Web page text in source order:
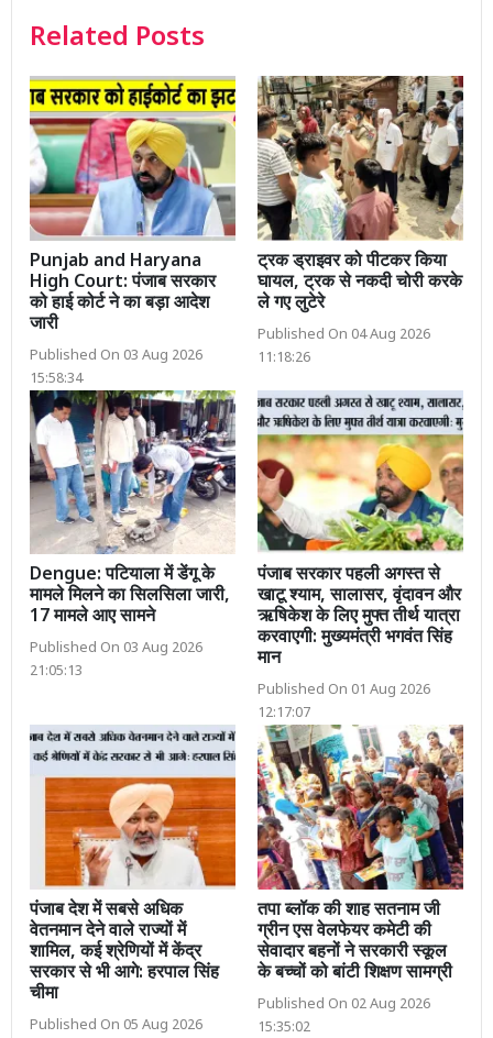
Related Posts
Punjab and Haryana
High Court: पंजाब सरकार
को हाई कोर्ट ने का बड़ा आदेश
जारी
Published On 03 Aug 2026
15:58:34
ट्रक ड्राइवर को पीटकर किया
घायल, ट्रक से नकदी चोरी करके
ले गए लुटेरे
Published On 04 Aug 2026
11:18:26
Dengue: पटियाला में डेंगू के
मामले मिलने का सिलसिला जारी,
17 मामले आए सामने
Published On 03 Aug 2026
21:05:13
पंजाब सरकार पहली अगस्त से
खाटू श्याम, सालासर, वृंदावन और
ऋषिकेश के लिए मुफ्त तीर्थ यात्रा
करवाएगी: मुख्यमंत्री भगवंत सिंह
मान
Published On 01 Aug 2026
12:17:07
पंजाब देश में सबसे अधिक
वेतनमान देने वाले राज्यों में
शामिल, कई श्रेणियों में केंद्र
सरकार से भी आगे: हरपाल सिंह
चीमा
Published On 05 Aug 2026
तपा ब्लॉक की शाह सतनाम जी
ग्रीन एस वेलफेयर कमेटी की
सेवादार बहनों ने सरकारी स्कूल
के बच्चों को बांटी शिक्षण सामग्री
Published On 02 Aug 2026
15:35:02